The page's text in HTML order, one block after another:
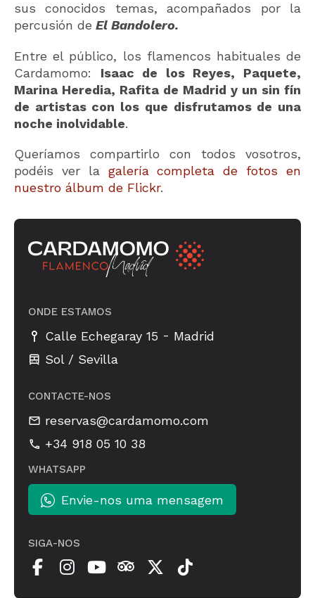
sus conocidos temas, acompañados por la
percusión de El Bandolero.
Entre el público, los flamencos habituales de
Cardamomo: Isaac de los Reyes, Paquete,
Marina Heredia, Rafita de Madrid y un sin fín
de artistas con los que disfrutamos de una
noche inolvidable.
Queríamos compartirlo con todos vosotros,
podéis ver la galería completa de fotos en
nuestro álbum de Flickr.
ONDE ESTAMOS
Calle Echegaray 15 - Madrid
Sol / Sevilla
CONTACTE-NOS
reservas@cardamomo.com
+34 918 05 10 38
WHATSAPP
Envie-nos uma mensagem
SIGA-NOS